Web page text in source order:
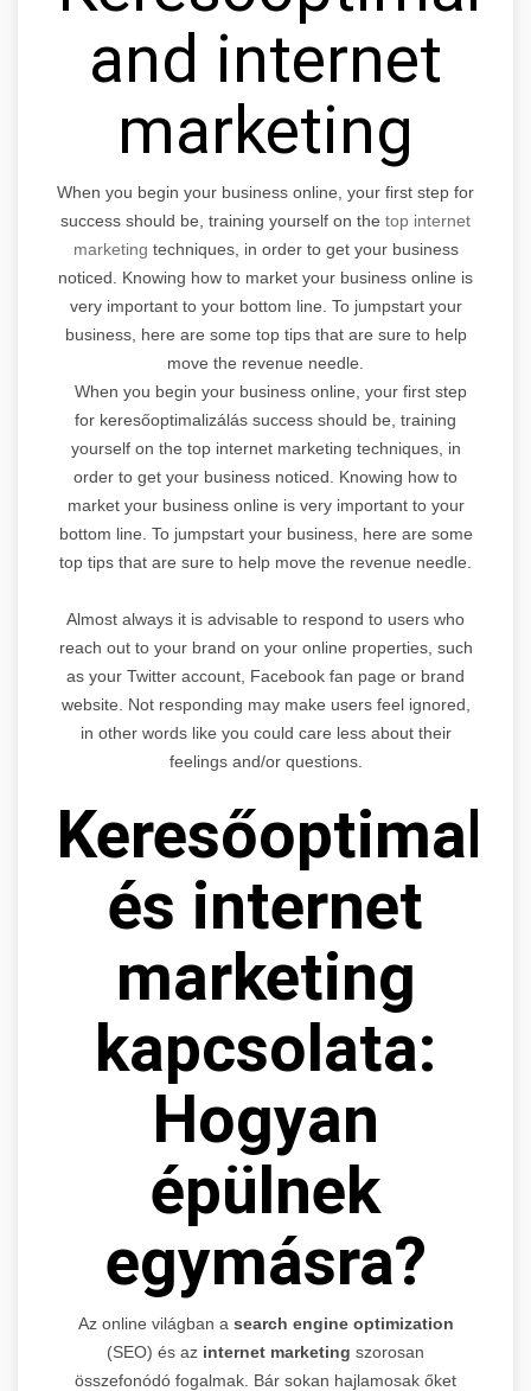
and internet
marketing
When you begin your business online, your first step for
success should be, training yourself on the top internet
marketing techniques, in order to get your business
noticed. Knowing how to market your business online is
very important to your bottom line. To jumpstart your
business, here are some top tips that are sure to help
move the revenue needle.
When you begin your business online, your first step
for keresőoptimalizálás success should be, training
yourself on the top internet marketing techniques, in
order to get your business noticed. Knowing how to
market your business online is very important to your
bottom line. To jumpstart your business, here are some
top tips that are sure to help move the revenue needle.
Almost always it is advisable to respond to users who
reach out to your brand on your online properties, such
as your Twitter account, Facebook fan page or brand
website. Not responding may make users feel ignored,
in other words like you could care less about their
feelings and/or questions.
és internet
marketing
kapcsolata:
Hogyan
épülnek
egymásra?
Az online világban a search engine optimization
(SEO) és az internet marketing szorosan
összefonódó fogalmak. Bár sokan hajlamosak őket